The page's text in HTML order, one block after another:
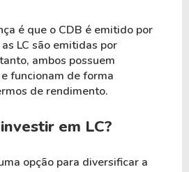
é que o CDB é emitido por
LC são emitidas por
ambos possuem
funcionam de forma
de rendimento.
em LC?
opção para diversificar a